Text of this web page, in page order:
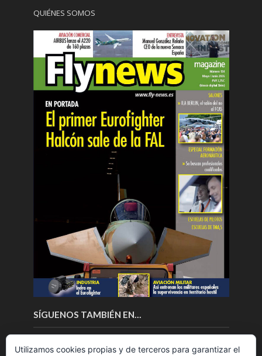
QUIÉNES SOMOS
SÍGUENOS TAMBIÉN EN…
Utilizamos cookies propias y de terceros para garantizar el